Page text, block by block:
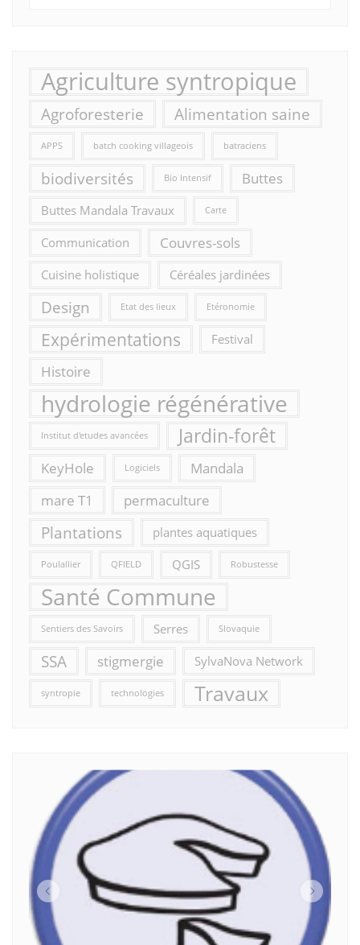
Agriculture syntropique
Agroforesterie Alimentation saine
APPS batch cooking villageois batraciens
biodiversités Bio Intensif Buttes
Buttes Mandala Travaux Carte
Communication Couvres-sols
Cuisine holistique Céréales jardinées
Design Etat des lieux Etéronomie
Expérimentations Festival
Histoire
hydrologie régénérative
Institut d'etudes avancées Jardin-forêt
KeyHole Logiciels
Mandala
mare T1
permaculture
Plantations plantes aquatiques
Poulallier QFIELD QGIS Robustesse
Santé Commune
Sentiers des Savoirs Serres Slovaquie
SSA stigmergie SylvaNova Network
syntropie technologies Travaux